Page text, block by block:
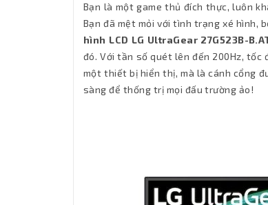
Bạn là một game thủ đích thực, luôn
Bạn đã mệt mỏi với tình trạng xé hình,
hình LCD LG UltraGear 27G523B-
đó. Với tần số quét lên đến 200Hz, tốc
một thiết bị hiển thị, mà là cánh cổng
sàng để thống trị mọi đấu trường ảo!